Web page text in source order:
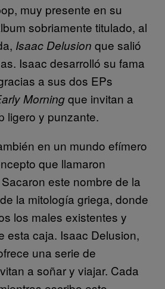
muy presente en su
sobriamente titulado, al
Isaac Delusion que salió
Isaac desarrolló su fama
a sus dos EPs
Morningque invitan a
ligero y punzante.
en un mundo efímero
que llamaron
Sacaron este nombre de la
la mitología griega, donde
los males existentes y
esta caja. Isaac Delusion,
una serie de
a soñar y viajar. Cada